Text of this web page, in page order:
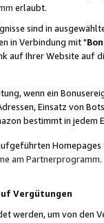
erlaubt.
sind in
in Verbindung mit "
auf Ihrer Website auf
wenn ein
Einsatz von
bestimmt in jedem
am Partnerprogramm.
Vergütungen
werden, um von den